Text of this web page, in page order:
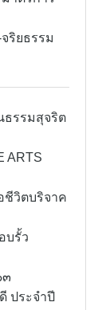
ริยธรรม
ธรรมสุจริต
ARTS
ชีวิตบริจาค
บรั้ว
๓
ประจำปี